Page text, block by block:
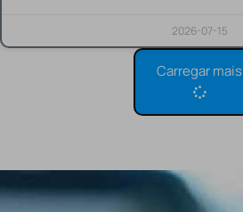
2026-07-15
Carregar mais